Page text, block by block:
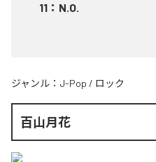
11 ： N.O.
ジャンル： J-Pop / ロック
百山月花